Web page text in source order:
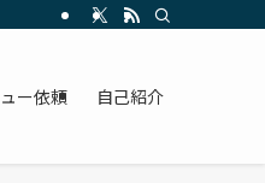
ー依頼 自己紹介